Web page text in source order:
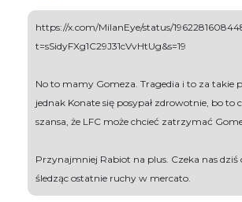
https://x.com/MilanEye/status/
t=sSidyFXg1C29J31cVvHtUg&s=19
No to mamy Gomeza. Tragedia i to za takie
jednak Konate się posypał zdrowotnie, bo to
szansa, że LFC może chcieć zatrzymać
Przynajmniej Rabiot na plus. Czeka nas dziś
śledząc ostatnie ruchy w mercato.